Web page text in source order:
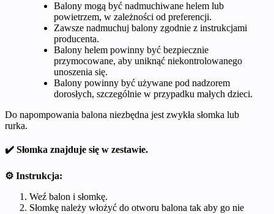
Balony mogą być nadmuchiwane helem lub
powietrzem, w zależności od preferencji.
Zawsze nadmuchuj balony zgodnie z instrukcjami
producenta.
Balony helem powinny być bezpiecznie
przymocowane, aby uniknąć niekontrolowanego
unoszenia się.
Balony powinny być używane pod nadzorem
dorosłych, szczególnie w przypadku małych dzieci.
Do napompowania balona niezbędna jest zwykła słomka lub
rurka.
✔️ Słomka znajduje się w zestawie.
⚙️ Instrukcja:
Weź balon i słomkę.
Słomkę należy włożyć do otworu balona tak aby go nie